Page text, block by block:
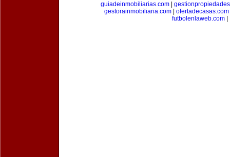
guiadeinmobiliarias.com|
gestorainmobiliaria.com| ofertadecasas.com
futbolenlaweb.com|